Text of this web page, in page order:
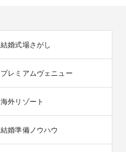
結婚式場さがし
プレミアムヴェニュー
海外リゾート
結婚準備ノウハウ